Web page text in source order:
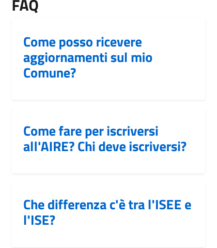
FAQ
Come posso ricevere
aggiornamenti sul mio
Comune?
Come fare per iscriversi
all'AIRE? Chi deve iscriversi?
Che differenza c'è tra l'ISEE e
l'ISE?